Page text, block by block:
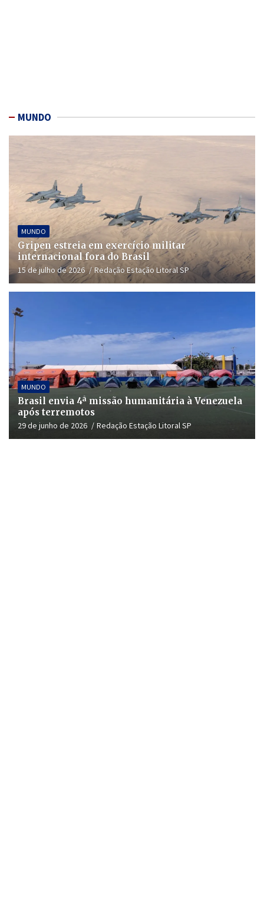
MUNDO
MUNDO
Gripen estreia em exercício militar
internacional fora do Brasil
15 de julho de 2026 Redação Estação Litoral SP
MUNDO
Brasil envia 4ª missão humanitária à Venezuela
após terremotos
29 de junho de 2026 Redação Estação Litoral SP